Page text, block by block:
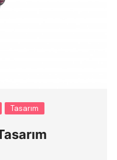
Tasarım